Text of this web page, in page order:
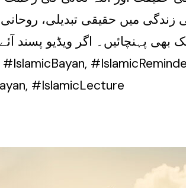
میں حقیقی تبدیلی،
پہنچائیں۔ اگر ویڈیو پسند
#IslamicLecture